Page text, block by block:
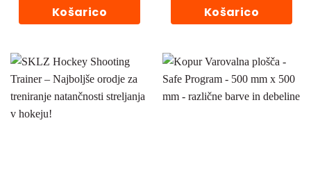
Košarico
Košarico